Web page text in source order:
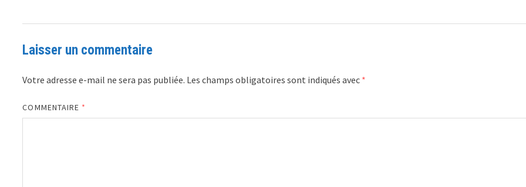
Laisser un commentaire
Votre adresse e-mail ne sera pas publiée. Les champs obligatoires sont indiqués avec *
COMMENTAIRE *